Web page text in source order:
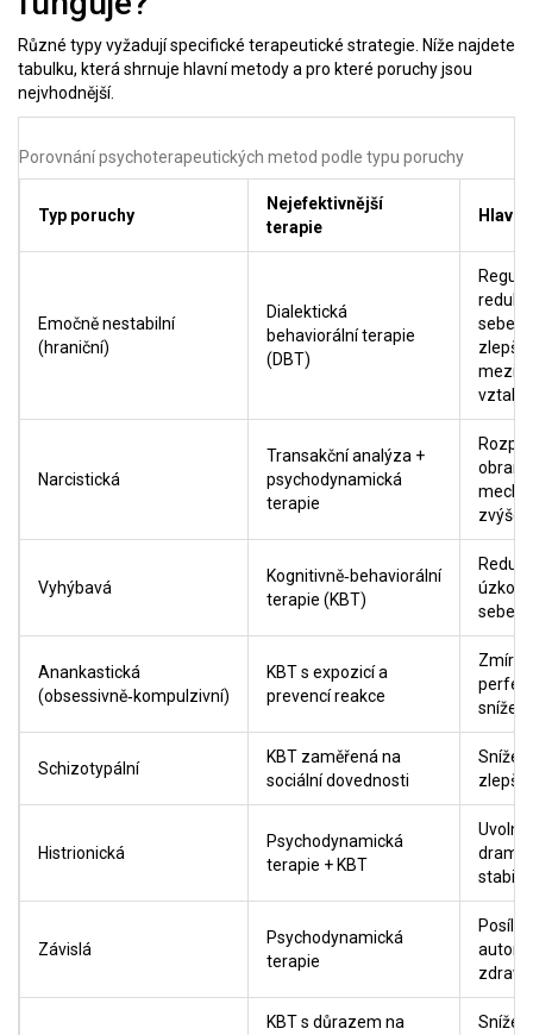
Různé typy vyžadují specifické terapeutické strategie. Níže najdete
tabulku, která shrnuje hlavní metody a pro které poruchy jsou
nejvhodnější.
Porovnání psychoterapeutických metod podle typu poruchy
Typ poruchy
Nejefektivnější
terapie
Hlavní
Emočně nestabilní
(hraniční)
Dialektická
behaviorální terapie
(DBT)
vztahů
Narcistická
Transakční analýza +
psychodynamická
terapie
Vyhýbavá
Kognitivně‑behaviorální
terapie (KBT)
Anankastická
(obsessivně‑kompulzivní)
KBT s expozicí a
prevencí reakce
Schizotypální
KBT zaměřená na
sociální dovednosti
Histrionická
Psychodynamická
terapie + KBT
Závislá
Psychodynamická
terapie
KBT s důrazem na
Snížení